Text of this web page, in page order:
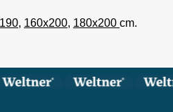
, 160x200, 180x200 cm.